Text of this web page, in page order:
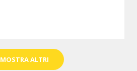
MOSTRA ALTRI